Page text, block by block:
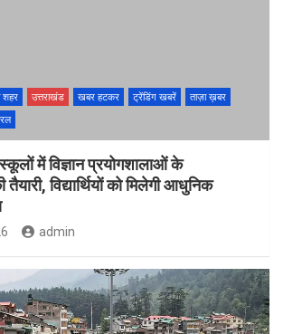
उत्तराखंड खबर हटकर ट्रेंडिंग खबरें
ताज़ा ख़बर
में विज्ञान प्रयोगशालाओं के
विद्यार्थियों को मिलेगी आधुनिक
admin